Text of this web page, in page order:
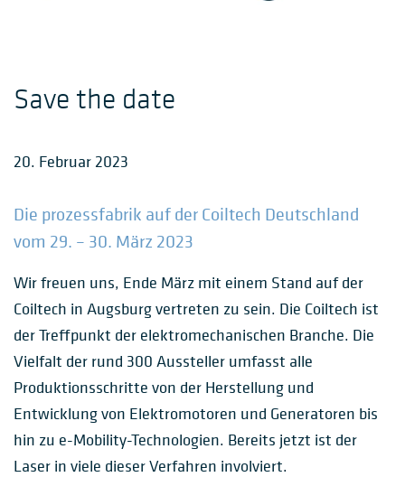
Save the date
20. Februar 2023
Die prozessfabrik auf der Coiltech Deutschland
vom 29. – 30. März 2023
Wir freuen uns, Ende März mit einem Stand auf der
Coiltech in Augsburg vertreten zu sein. Die Coiltech ist
der Treffpunkt der elektromechanischen Branche. Die
Vielfalt der rund 300 Aussteller umfasst alle
Produktionsschritte von der Herstellung und
Entwicklung von Elektromotoren und Generatoren bis
hin zu e-Mobility-Technologien. Bereits jetzt ist der
Laser in viele dieser Verfahren involviert.